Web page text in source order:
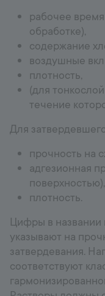
рабочее
обработке),
содержание
воздушные
плотность,
(для
течение
Для
прочность на
адгезионная
поверхностью),
плотность.
Цифры в названии
указывают на
затвердевания.
соответствуют